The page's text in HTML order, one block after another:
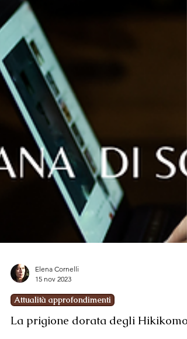
Elena Cornelli
15 nov 2023
Attualità approfondimenti